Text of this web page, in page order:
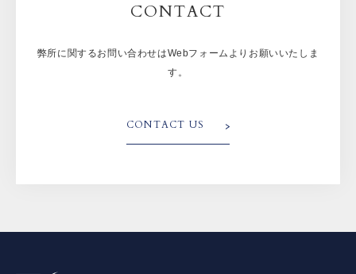
CONTACT
弊所に関するお問い合わせはWebフォームよりお願いいたしま
す。
CONTACT US